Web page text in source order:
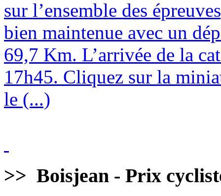
sur l’ensemble des
bien maintenue avec un
69,7 Km. L’arrivée de la
17h45. Cliquez sur la
le (...)
>> Boisjean - Prix